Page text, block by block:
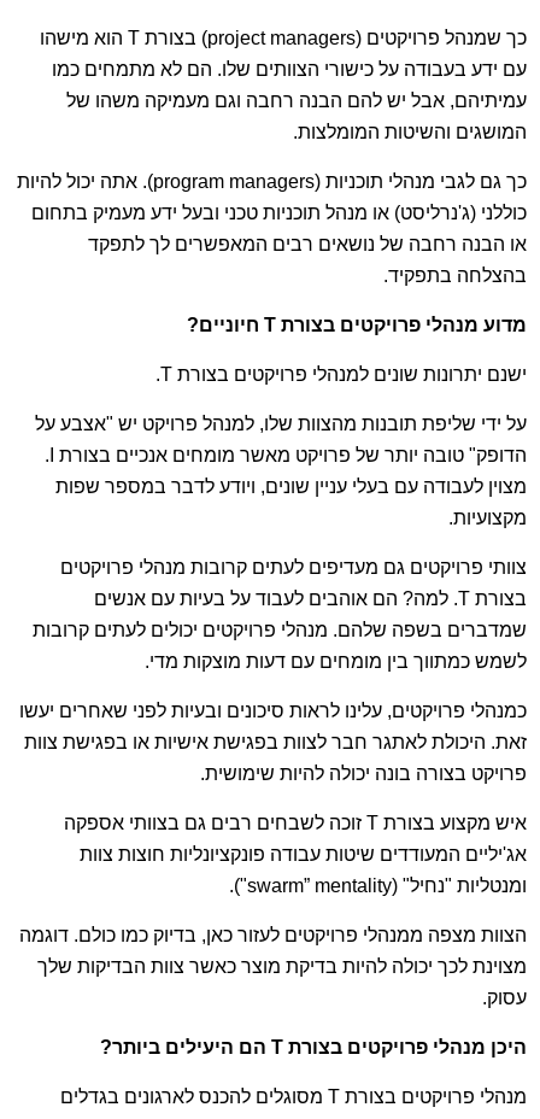
כך שמנהל פרויקטים (project managers) בצורת T הוא מישהו
עם ידע בעבודה על כישורי הצוותים שלו. הם לא מתמחים כמו
עמיתיהם, אבל יש להם הבנה רחבה וגם מעמיקה משהו של
המושגים והשיטות המומלצות.
כך גם לגבי מנהלי תוכניות (program managers). אתה יכול להיות
כוללני (ג'נרליסט) או מנהל תוכניות טכני ובעל ידע מעמיק בתחום
או הבנה רחבה של נושאים רבים המאפשרים לך לתפקד
בהצלחה בתפקיד.
מדוע מנהלי פרויקטים בצורתT חיוניים?
ישנם יתרונות שונים למנהלי פרויקטים בצורת T.
על ידי שליפת תובנות מהצוות שלו, למנהל פרויקט יש "אצבע על
הדופק" טובה יותר של פרויקט מאשר מומחים אנכיים בצורת I.
מצוין לעבודה עם בעלי עניין שונים, ויודע לדבר במספר שפות
מקצועיות.
צוותי פרויקטים גם מעדיפים לעתים קרובות מנהלי פרויקטים
בצורת T. למה? הם אוהבים לעבוד על בעיות עם אנשים
שמדברים בשפה שלהם. מנהלי פרויקטים יכולים לעתים קרובות
לשמש כמתווך בין מומחים עם דעות מוצקות מדי.
כמנהלי פרויקטים, עלינו לראות סיכונים ובעיות לפני שאחרים יעשו
זאת. היכולת לאתגר חבר לצוות בפגישת אישיות או בפגישת צוות
פרויקט בצורה בונה יכולה להיות שימושית.
איש מקצוע בצורת T זוכה לשבחים רבים גם בצוותי אספקה ​​
אג'יליים המעודדים שיטות עבודה פונקציונליות חוצות צוות
ומנטליות "נחיל" (swarm” mentality").
הצוות מצפה ממנהלי פרויקטים לעזור כאן, בדיוק כמו כולם. דוגמה
מצוינת לכך יכולה להיות בדיקת מוצר כאשר צוות הבדיקות שלך
עסוק.
היכן מנהלי פרויקטים בצורתT הם היעילים ביותר?
מנהלי פרויקטים בצורת T מסוגלים להכנס לארגונים בגדלים